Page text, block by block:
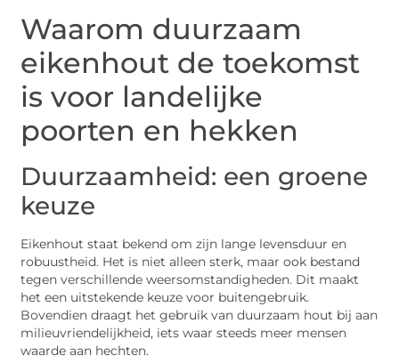
Waarom duurzaam
eikenhout de toekomst
is voor landelijke
poorten en hekken
Duurzaamheid: een groene
keuze
Eikenhout staat bekend om zijn lange levensduur en
robuustheid. Het is niet alleen sterk, maar ook bestand
tegen verschillende weersomstandigheden. Dit maakt
het een uitstekende keuze voor buitengebruik.
Bovendien draagt het gebruik van duurzaam hout bij aan
milieuvriendelijkheid, iets waar steeds meer mensen
waarde aan hechten.